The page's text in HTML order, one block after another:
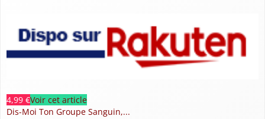
4,99 €Voir cet article
Dis-Moi Ton Groupe Sanguin,...